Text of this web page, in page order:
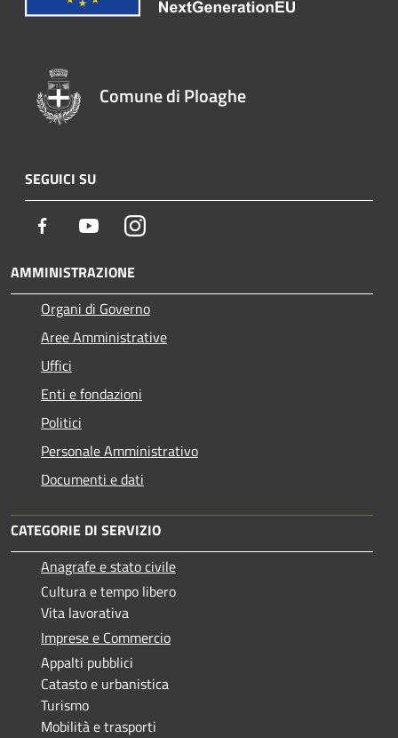
Comune di Ploaghe
SEGUICI SU
Facebook YoutubeInstagram
AMMINISTRAZIONE
Organi di Governo
Aree Amministrative
Uffici
Enti e fondazioni
Politici
Personale Amministrativo
Documenti e dati
CATEGORIE DI SERVIZIO
Anagrafe e stato civile
Cultura e tempo libero
Vita lavorativa
Imprese e Commercio
Appalti pubblici
Catasto e urbanistica
Turismo
Mobilità e trasporti